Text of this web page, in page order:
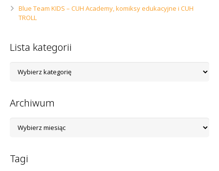
Blue Team KIDS – CUH Academy, komiksy edukacyjne i CUH
TROLL
Lista kategorii
kategorii
Archiwum
Tagi